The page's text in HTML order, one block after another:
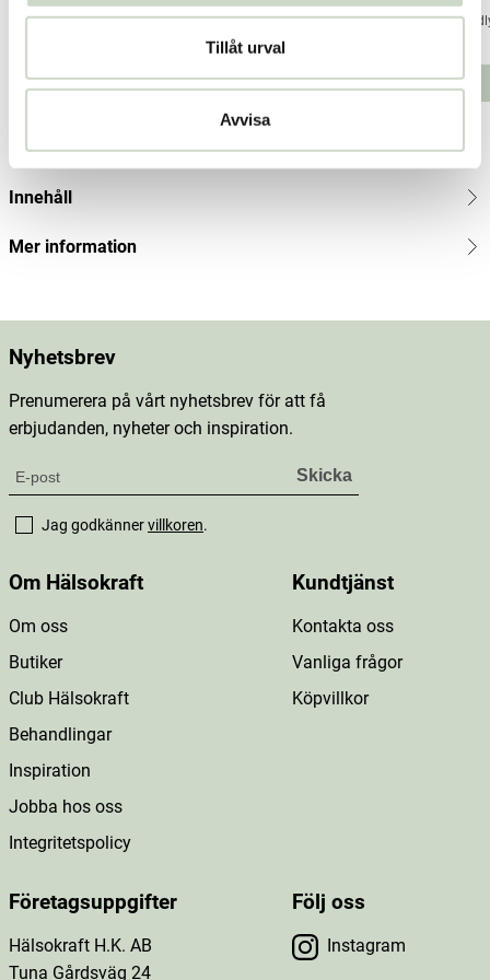
Tillåt urval
Avvisa
Friendly Soap
Lägg i varukorgen
Friendly Soap
Pris:89 kr
89 kr
Lägg i varukorgen
89 kr
Produktbeskrivning
Innehåll
Mer information
Nyhetsbrev
Prenumerera på vårt nyhetsbrev för att få
erbjudanden, nyheter och inspiration.
Jag godkännervillkoren.
Om Hälsokraft
Om oss
Butiker
Club Hälsokraft
Behandlingar
Inspiration
Jobba hos oss
Integritetspolicy
Kundtjänst
Kontakta oss
Vanliga frågor
Köpvillkor
Företagsuppgifter
Hälsokraft H.K. AB
Tuna Gårdsväg 24
Följ oss
Instagram